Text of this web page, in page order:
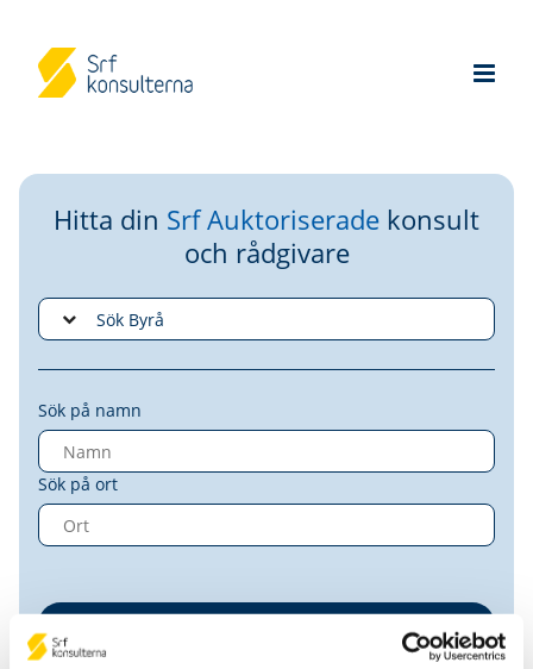
Hitta din Srf Auktoriserade konsult
och rådgivare
Sök på namn
Sök på ort